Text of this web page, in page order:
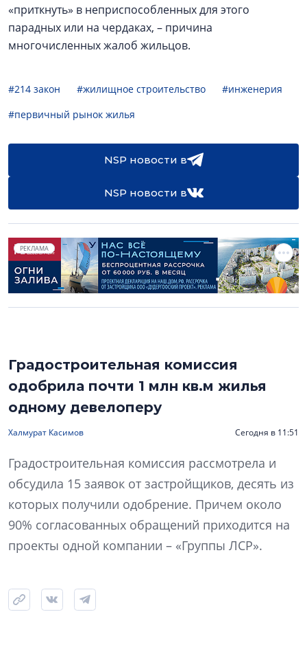
«приткнуть» в неприспособленных для этого
парадных или на чердаках, – причина
многочисленных жалоб жильцов.
#214 закон #жилищное строительство
#инженерия
#первичный рынок жилья
NSP новости в
NSP новости в
РЕКЛАМА
Градостроительная комиссия
одобрила почти 1 млн кв.м жилья
одному девелоперу
Халмурат Касимов Сегодня в 11:51
Градостроительная комиссия рассмотрела и
обсудила 15 заявок от застройщиков, десять из
которых получили одобрение. Причем около
90% согласованных обращений приходится на
проекты одной компании – «Группы ЛСР».